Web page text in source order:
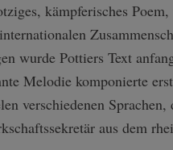
kämpferisches
wurde Pottiers Text
Melodie komponierte
verschiedenen
aus dem